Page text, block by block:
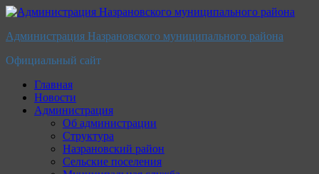
Перейти
содержимому
Администрация Назрановского муниципального района
Официальный сайт
Главная
Новости
Администрация
Об администрации
Структура
Назрановский район
Сельские поселения